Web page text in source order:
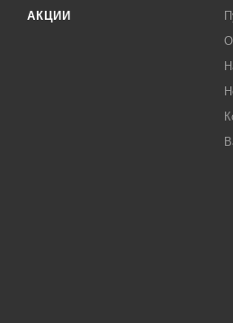
АКЦИИ
О